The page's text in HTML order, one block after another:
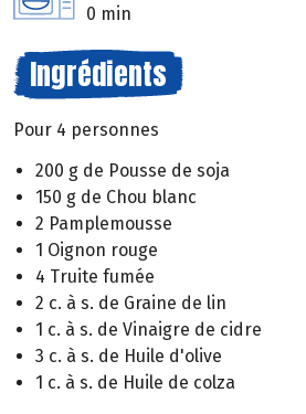
0 min
Ingrédients
Pour 4 personnes
200 g de Pousse de soja
150 g de Chou blanc
2 Pamplemousse
1 Oignon rouge
4 Truite fumée
2 c. à s. de Graine de lin
1 c. à s. de Vinaigre de cidre
3 c. à s. de Huile d'olive
1 c. à s. de Huile de colza